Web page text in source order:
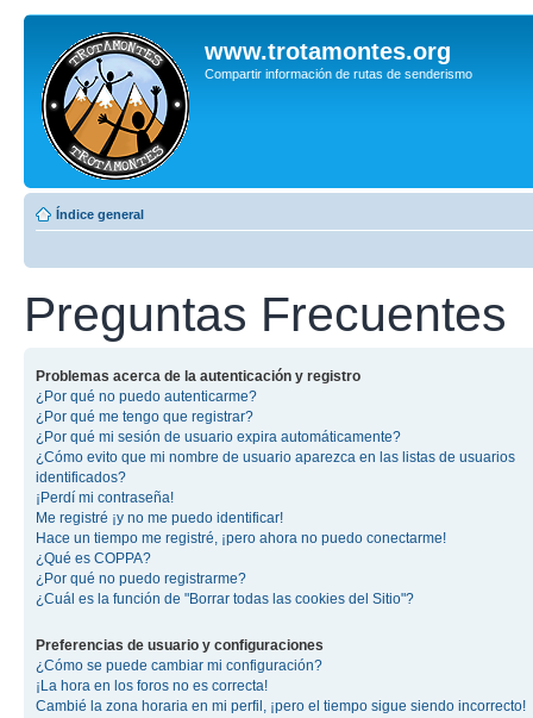
www.trotamontes.org
Compartir información de rutas de senderismo
Índice general
Preguntas Frecuentes
Problemas acerca de la autenticación y registro
¿Por qué no puedo autenticarme?
¿Por qué me tengo que registrar?
¿Por qué mi sesión de usuario expira automáticamente?
¿Cómo evito que mi nombre de usuario aparezca en las listas de usuarios
identificados?
¡Perdí mi contraseña!
Me registré ¡y no me puedo identificar!
Hace un tiempo me registré, ¡pero ahora no puedo conectarme!
¿Qué es COPPA?
¿Por qué no puedo registrarme?
¿Cuál es la función de "Borrar todas las cookies del Sitio"?
Preferencias de usuario y configuraciones
¿Cómo se puede cambiar mi configuración?
¡La hora en los foros no es correcta!
Cambié la zona horaria en mi perfil, ¡pero el tiempo sigue siendo incorrecto!